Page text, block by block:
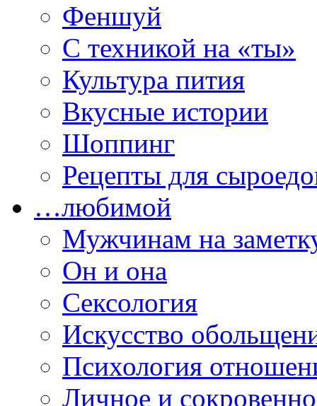
Феншуй
С техникой на «ты»
Культура пития
Вкусные истории
Шоппинг
Рецепты для
…любимой
Мужчинам на
Он и она
Сексология
Искусство
Психология
Личное и